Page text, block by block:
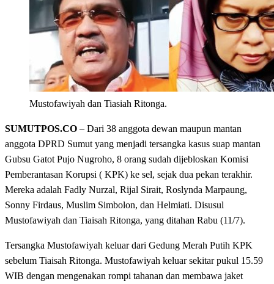
Mustofawiyah dan Tiasiah Ritonga.
SUMUTPOS.CO – Dari 38 anggota dewan maupun mantan
anggota DPRD Sumut yang menjadi tersangka kasus suap mantan
Gubsu Gatot Pujo Nugroho, 8 orang sudah dijebloskan Komisi
Pemberantasan Korupsi ( KPK) ke sel, sejak dua pekan terakhir.
Mereka adalah Fadly Nurzal, Rijal Sirait, Roslynda Marpaung,
Sonny Firdaus, Muslim Simbolon, dan Helmiati. Disusul
Mustofawiyah dan Tiaisah Ritonga, yang ditahan Rabu (11/7).
Tersangka Mustofawiyah keluar dari Gedung Merah Putih KPK
sebelum Tiaisah Ritonga. Mustofawiyah keluar sekitar pukul 15.59
WIB dengan mengenakan rompi tahanan dan membawa jaket